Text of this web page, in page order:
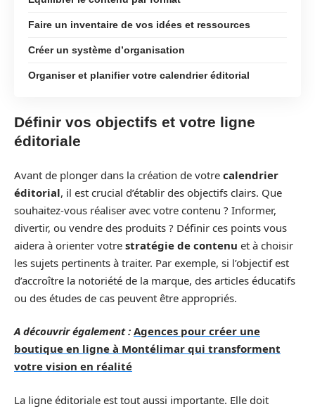
Faire un inventaire de vos idées et ressources
Créer un système d’organisation
Organiser et planifier votre calendrier éditorial
Définir vos objectifs et votre ligne
éditoriale
Avant de plonger dans la création de votre calendrier
éditorial, il est crucial d’établir des objectifs clairs. Que
souhaitez-vous réaliser avec votre contenu ? Informer,
divertir, ou vendre des produits ? Définir ces points vous
aidera à orienter votre stratégie de contenu et à choisir
les sujets pertinents à traiter. Par exemple, si l’objectif est
d’accroître la notoriété de la marque, des articles éducatifs
ou des études de cas peuvent être appropriés.
A découvrir également : Agences pour créer une
boutique en ligne à Montélimar qui transforment
votre vision en réalité
La ligne éditoriale est tout aussi importante. Elle doit